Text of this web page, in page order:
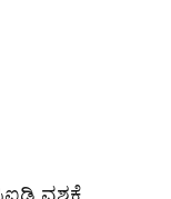
ವಶಕ್ಕೆ